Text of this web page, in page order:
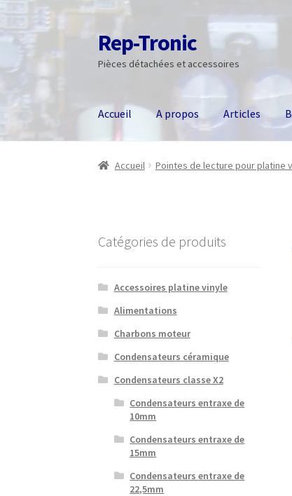
Aller
à
la
Aller
au
contenu
Rep-Tronic
Pièces détachées et accessoires
Accueil A propos Articles
Accueil Pointes de lecture pour platine
Catégories de produits
Accessoires platine vinyle
Alimentations
Charbons moteur
Condensateurs céramique
Condensateurs classe X2
Condensateurs entraxe de
10mm
Condensateurs entraxe de
15mm
Condensateurs entraxe de
22,5mm